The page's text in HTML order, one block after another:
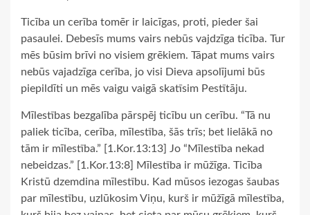
Ticība un cerība tomēr ir laicīgas, proti, pieder šai
pasaulei. Debesīs mums vairs nebūs vajdzīga ticība. Tur
mēs būsim brīvi no visiem grēkiem. Tāpat mums vairs
nebūs vajadzīga cerība, jo visi Dieva apsolījumi būs
piepildīti un mēs vaigu vaigā skatīsim Pestītāju.
Mīlestības bezgalība pārspēj ticību un cerību. “Tā nu
paliek ticība, cerība, mīlestība, šās trīs; bet lielākā no
tām ir mīlestība.” [1.Kor.13:13] Jo “Mīlestība nekad
nebeidzas.” [1.Kor.13:8] Mīlestība ir mūžīga. Ticība
Kristū dzemdina mīlestību. Kad mūsos iezogas šaubas
par mīlestību, uzlūkosim Viņu, kurš ir mūžīgā mīlestība,